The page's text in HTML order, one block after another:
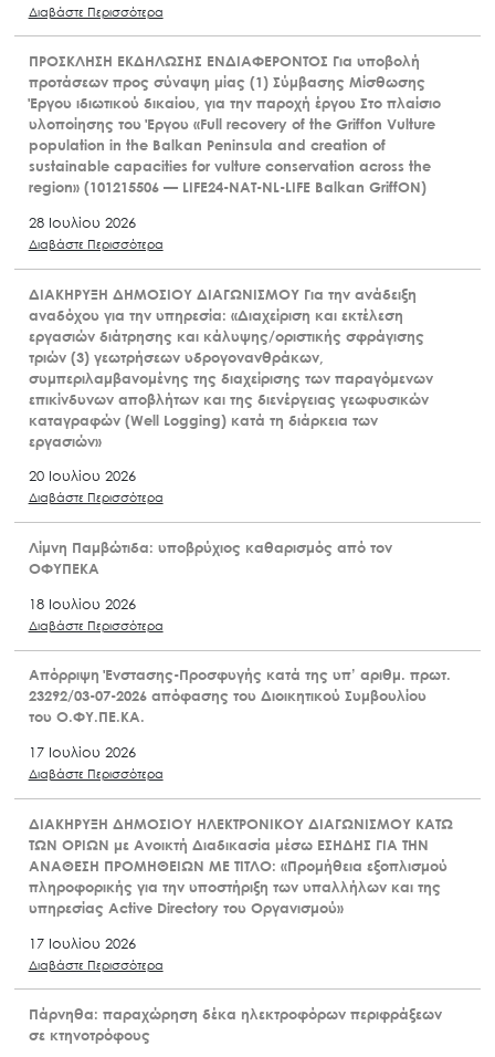
Διαβάστε Περισσότερα
ΠΡΟΣΚΛΗΣΗ ΕΚΔΗΛΩΣΗΣ ΕΝΔΙΑΦΕΡΟΝΤΟΣ Για υποβολή
προτάσεων προς σύναψη μίας (1) Σύμβασης Μίσθωσης
Έργου ιδιωτικού δικαίου, για την παροχή έργου Στο πλαίσιο
υλοποίησης του Έργου «Full recovery of the Griffon Vulture
population in the Balkan Peninsula and creation of
sustainable capacities for vulture conservation across the
region» (101215506 — LIFE24-NAT-NL-LIFE Balkan GriffON)
28 Ιουλίου 2026
Διαβάστε Περισσότερα
ΔΙΑΚΗΡΥΞΗ ΔΗΜΟΣΙΟΥ ΔΙΑΓΩΝΙΣΜΟΥ Για την ανάδειξη
αναδόχου για την υπηρεσία: «Διαχείριση και εκτέλεση
εργασιών διάτρησης και κάλυψης/οριστικής σφράγισης
τριών (3) γεωτρήσεων υδρογονανθράκων,
συμπεριλαμβανομένης της διαχείρισης των παραγόμενων
επικίνδυνων αποβλήτων και της διενέργειας γεωφυσικών
καταγραφών (Well Logging) κατά τη διάρκεια των
εργασιών»
20 Ιουλίου 2026
Διαβάστε Περισσότερα
Λίμνη Παμβώτιδα: υποβρύχιος καθαρισμός από τον
ΟΦΥΠΕΚΑ
18 Ιουλίου 2026
Διαβάστε Περισσότερα
Απόρριψη Ένστασης-Προσφυγής κατά της υπ’ αριθμ. πρωτ.
23292/03-07-2026 απόφασης του Διοικητικού Συμβουλίου
του Ο.ΦΥ.ΠΕ.ΚΑ.
17 Ιουλίου 2026
Διαβάστε Περισσότερα
ΔΙΑΚΗΡΥΞΗ ΔΗΜΟΣΙΟΥ ΗΛΕΚΤΡΟΝΙΚΟΥ ΔΙΑΓΩΝΙΣΜΟΥ ΚΑΤΩ
ΤΩΝ ΟΡΙΩΝ με Ανοικτή Διαδικασία μέσω ΕΣΗΔΗΣ ΓΙΑ ΤΗΝ
ΑΝΑΘΕΣΗ ΠΡΟΜΗΘΕΙΩΝ ΜΕ ΤΙΤΛΟ: «Προμήθεια εξοπλισμού
πληροφορικής για την υποστήριξη των υπαλλήλων και της
υπηρεσίας Active Directory του Οργανισμού»
17 Ιουλίου 2026
Διαβάστε Περισσότερα
Πάρνηθα: παραχώρηση δέκα ηλεκτροφόρων περιφράξεων
σε κτηνοτρόφους